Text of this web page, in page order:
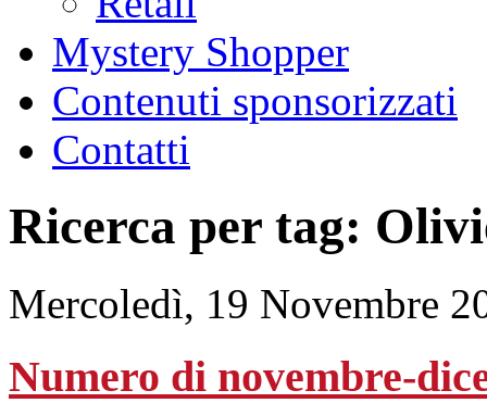
Mystery Shopper
Contenuti sponsorizzati
Contatti
Ricerca per tag:
Mercoledì, 19 Novembre
Numero di novembre-